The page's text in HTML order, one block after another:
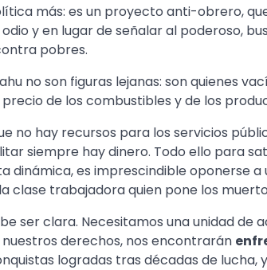
más: es un proyecto anti-obrero,
y en lugar de señalar al poderoso,
pobres.
no son figuras lejanas: son quienes
de los combustibles y de los
no hay recursos para los servicios
siempre hay dinero. Todo ello para
dinámica, es imprescindible oponerse a
clase trabajadora quien pone los
ser clara. Necesitamos una unidad de
derechos, nos encontrarán
logradas tras décadas de lucha,